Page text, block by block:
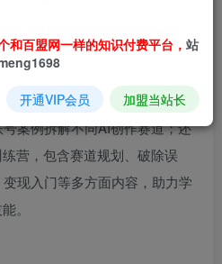
盖AI工具基础认知，如
、即梦AI、SunoAI等功能介绍
案例拆解不同AI创作赛道；还
营，包含赛道规划、破除误
现入门等多方面内容，助力学
。
和百盟网一样的知识付费平台， 站
开通VIP会员 加盟当站长